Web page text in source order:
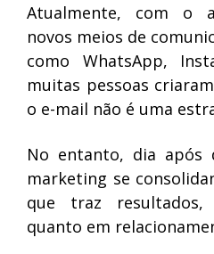
Atualmente, com o
novos meios de
como WhatsApp,
muitas pessoas
o e-mail não é uma
No entanto, dia após
marketing se
que traz
quanto em